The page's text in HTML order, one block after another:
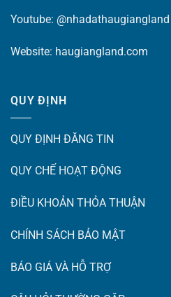
Youtube: @nhadathaugiangland
Website: haugiangland.com
QUY ĐỊNH
QUY ĐỊNH ĐĂNG TIN
QUY CHẾ HOẠT ĐỘNG
ĐIỀU KHOẢN THỎA THUẬN
CHÍNH SÁCH BẢO MẬT
BÁO GIÁ VÀ HỖ TRỢ